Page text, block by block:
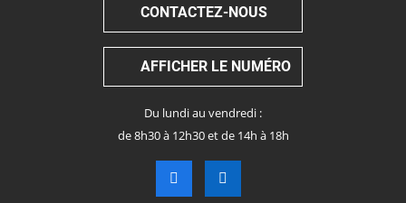
CONTACTEZ-NOUS
AFFICHER LE NUMÉRO
Du lundi au vendredi :
de 8h30 à 12h30 et de 14h à 18h